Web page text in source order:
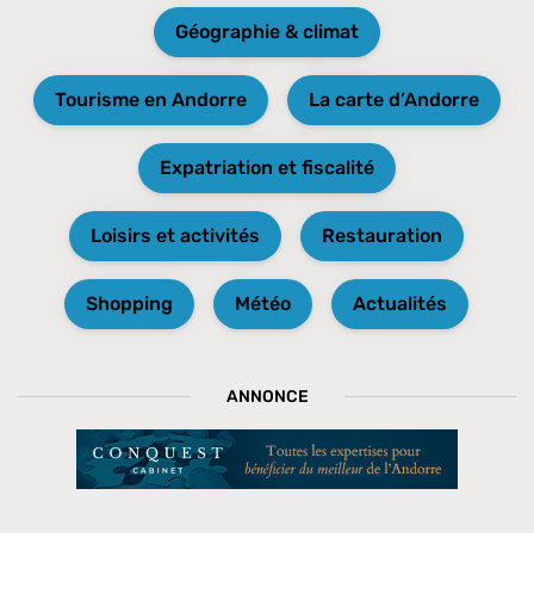
Géographie & climat
Tourisme en Andorre La carte d’Andorre
Expatriation et fiscalité
Loisirs et activités Restauration
Shopping Météo Actualités
ANNONCE